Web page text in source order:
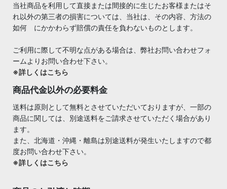
当社商品を利用して直接または間接的に生じたお客様またはそ
れ以外の第三者の損害については、当社は、その内容、方法の
如何 にかかわらず賠償の責任を負わないものとします。
ご利用に際して不明な点がある場合は、弊社お問い合わせフォ
ームよりお問い合わせ下さい。
※詳しくはこちら
商品代金以外の必要料金
送料は原則として無料とさせていただいておりますが、一部の
商品に関しては、別途送料をご請求させていただく場合があり
ます。
また、北海道・沖縄・離島は別途送料が発生いたしますので都
度お問い合わせ下さい。
※詳しくはこちら